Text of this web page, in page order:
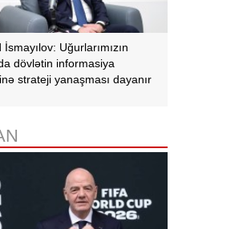
Uğurlarımızın
dövlətin informasiya
strateji yanaşması dayanır